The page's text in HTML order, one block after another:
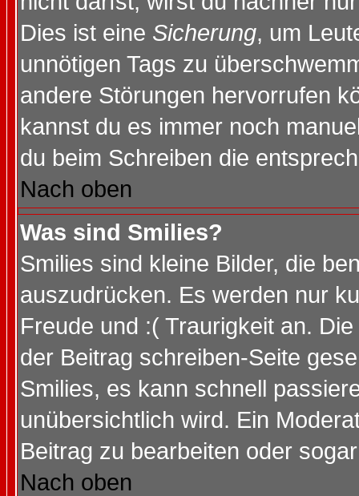
Dies ist eine Sicherung, um
unnötigen Tags zu
andere Störungen hervorrufen
kannst du es immer noch
du beim Schreiben die
Nach oben
Was sind Smilies?
Smilies sind kleine Bilder, die
auszudrücken. Es werden nur
Freude und :( Traurigkeit an.
der Beitrag schreiben-Seite
Smilies, es kann schnell
unübersichtlich wird. Ein
Beitrag zu bearbeiten oder
Nach oben